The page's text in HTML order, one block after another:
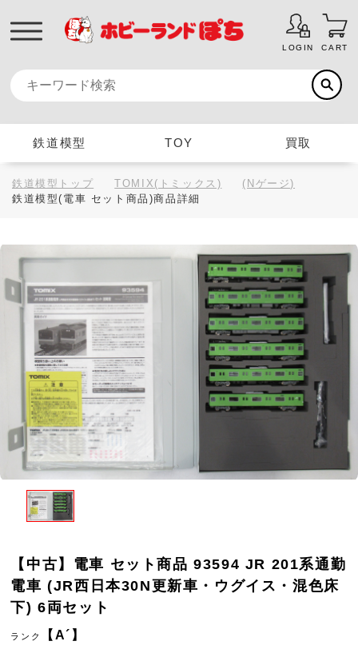
LOGIN CART
鉄道模型 TOY 買取
鉄道模型トップ TOMIX(トミックス)
(Nゲージ)
鉄道模型(電車 セット商品)商品詳細
【中古】電車 セット商品 93594 JR 201系通勤
電車 (JR西日本30N更新車・ウグイス・混色床
下) 6両セット
ランク 【A´】